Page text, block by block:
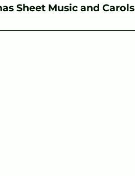
Sheet Music and Carols